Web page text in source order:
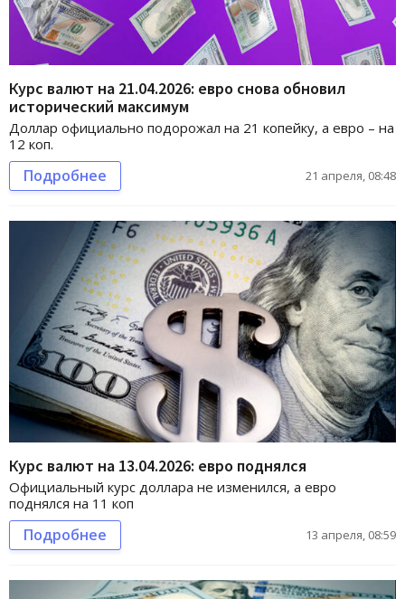
Курс валют на 21.04.2026: евро снова обновил
исторический максимум
Доллар официально подорожал на 21 копейку, а евро – на
12 коп.
Подробнее 21 апреля, 08:48
Курс валют на 13.04.2026: евро поднялся
Официальный курс доллара не изменился, а евро
поднялся на 11 коп
Подробнее 13 апреля, 08:59